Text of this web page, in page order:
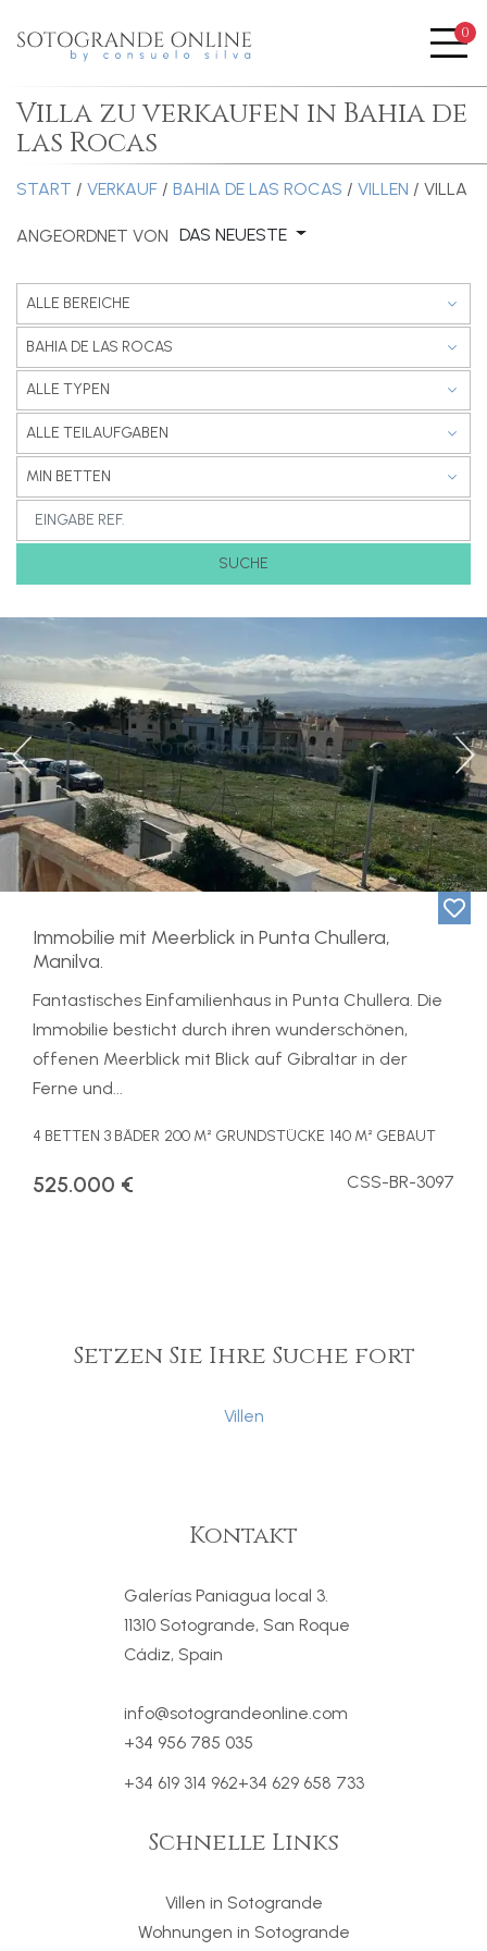
0
Villa zu verkaufen in Bahia de
las Rocas
START / VERKAUF / BAHIA DE LAS ROCAS / VILLEN / VILLA
ANGEORDNET VON DAS NEUESTE
Previous
Immobilie mit Meerblick in Punta Chullera,
Manilva.
Fantastisches Einfamilienhaus in Punta Chullera. Die
Immobilie besticht durch ihren wunderschönen,
offenen Meerblick mit Blick auf Gibraltar in der
Ferne und...
4 BETTEN 3 BÄDER 200 M² GRUNDSTÜCKE 140 M² GEBAUT
525.000 € CSS-BR-3097
ALLE BEREICHE
BAHIA DE LAS ROCAS
ALLE TYPEN
ALLE TEILAUFGABEN
MIN BETTEN
SUCHE
Setzen Sie Ihre Suche fort
Villen
Kontakt
Galerías Paniagua local 3.
11310 Sotogrande, San Roque
Cádiz, Spain
info@sotograndeonline.com
+34 956 785 035
+34 619 314 962+34 629 658 733
Schnelle Links
Villen in Sotogrande
Wohnungen in Sotogrande